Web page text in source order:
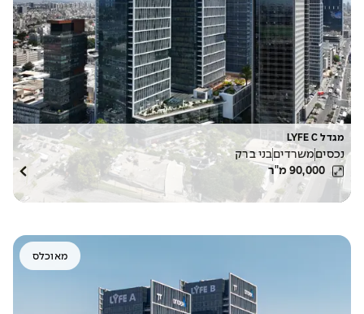
מגדל LYFE C
נכסיםמשרדיםבני ברק
90,000 מ"ר
מאוכלס